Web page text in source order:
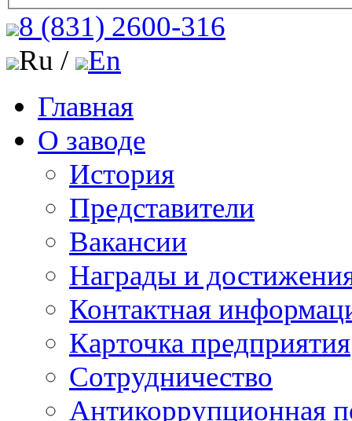
8 (831) 2600-316
Ru /
En
Главная
О заводе
История
Представители
Вакансии
Награды и
Контактная
Карточка предприятия
Сотрудничество
Антикоррупционная